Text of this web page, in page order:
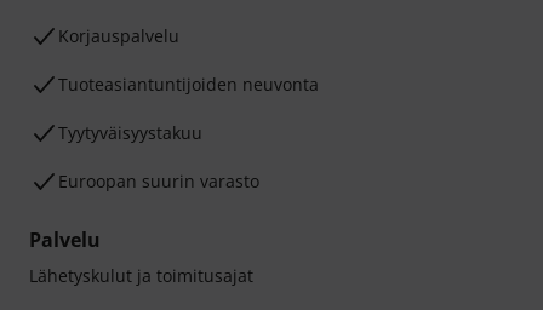
Korjauspalvelu
Tuoteasiantuntijoiden neuvonta
Tyytyväisyystakuu
Euroopan suurin varasto
Palvelu
Lähetyskulut ja toimitusajat